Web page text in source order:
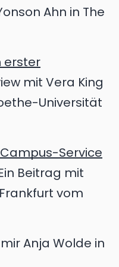
Ahn in The
erster
mit Vera King
Universität
Service
Beitrag mit
vom
Anja Wolde in